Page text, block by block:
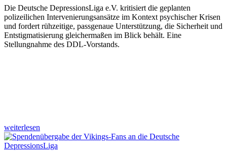
Die Deutsche DepressionsLiga e.V. kritisiert die geplanten
polizeilichen Intervenierungsansätze im Kontext psychischer Krisen
und fordert rühzeitige, passgenaue Unterstützung, die Sicherheit und
Entstigmatisierung gleichermaßen im Blick behält. Eine
Stellungnahme des DDL-Vorstands.
weiterlesen